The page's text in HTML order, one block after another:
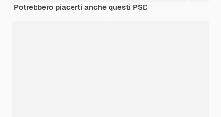
Potrebbero piacerti anche questi PSD